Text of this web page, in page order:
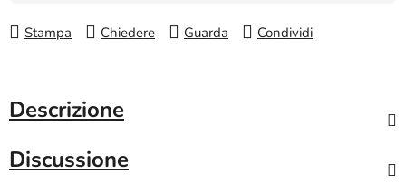
Stampa Chiedere Guarda Condividi
Descrizione
Discussione